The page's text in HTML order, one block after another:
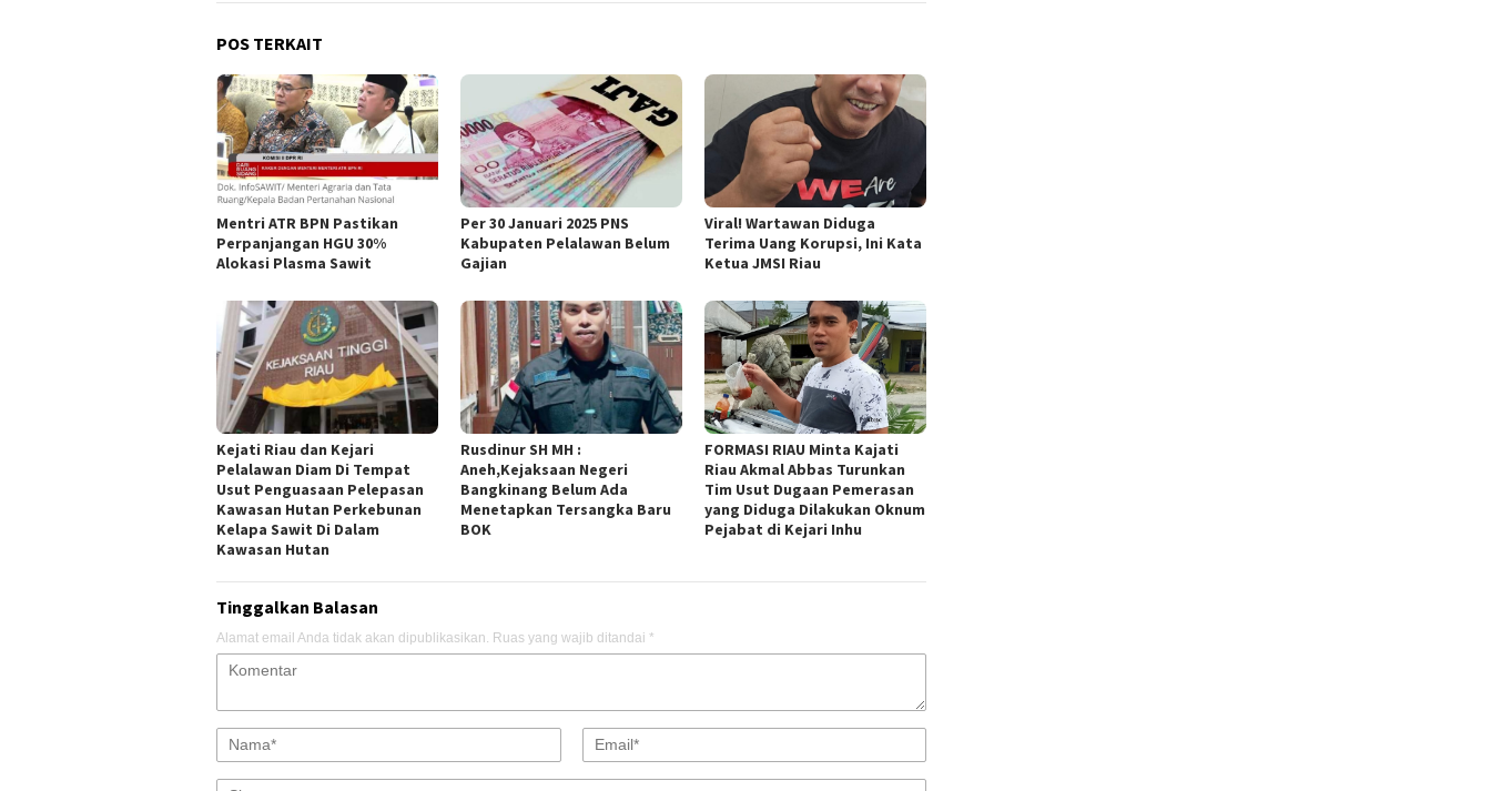
POS TERKAIT
Mentri ATR BPN Pastikan
Perpanjangan HGU 30%
Alokasi Plasma Sawit
Per 30 Januari 2025 PNS
Kabupaten Pelalawan Belum
Gajian
Viral! Wartawan Diduga
Terima Uang Korupsi, Ini Kata
Ketua JMSI Riau
Kejati Riau dan Kejari
Pelalawan Diam Di Tempat
Usut Penguasaan Pelepasan
Kawasan Hutan Perkebunan
Kelapa Sawit Di Dalam
Kawasan Hutan
Rusdinur SH MH :
Aneh,Kejaksaan Negeri
Bangkinang Belum Ada
Menetapkan Tersangka Baru
BOK
FORMASI RIAU Minta Kajati
Riau Akmal Abbas Turunkan
Tim Usut Dugaan Pemerasan
yang Diduga Dilakukan Oknum
Pejabat di Kejari Inhu
Tinggalkan Balasan
Alamat email Anda tidak akan dipublikasikan. Ruas yang wajib ditandai *